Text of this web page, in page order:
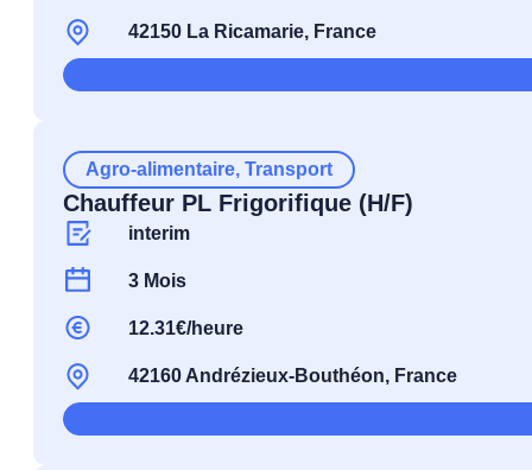
42150 La Ricamarie, France
Agro-alimentaire, Transport
Chauffeur PL Frigorifique (H/F)
interim
3 Mois
12.31€/heure
42160 Andrézieux-Bouthéon, France